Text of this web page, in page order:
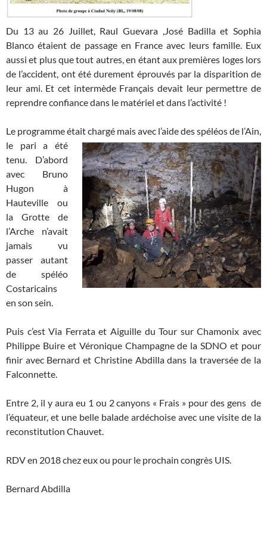
Du 13 au 26 Juillet, Raul Guevara ,José Badilla et Sophia
Blanco étaient de passage en France avec leurs famille. Eux
aussi et plus que tout autres, en étant aux premières loges lors
de l’accident, ont été durement éprouvés par la disparition de
leur ami. Et cet intermède Français devait leur permettre de
reprendre confiance dans le matériel et dans l’activité !
Le programme étaitchargé mais avec l’aide des spéléos de l’Ain,
le pari a été
tenu. D’abord
avec Bruno
Hugon à
Hauteville ou
la Grotte de
l’Arche n’avait
jamais vu
passer autant
de spéléo
Costaricains
en son sein.
Puis c’est Via Ferrata et Aiguille du Tour sur Chamonix avec
Philippe Buire et Véronique Champagne de la SDNO et pour
finir avec Bernard et Christine Abdilla dans la traversée de la
Falconnette.
Entre 2, il y aura eu 1 ou 2 canyons « Frais » pour des gens de
l’équateur, et une belle balade ardéchoise avec une visite de la
reconstitution Chauvet.
RDV en 2018 chez eux ou pour le prochain congrès UIS.
Bernard Abdilla